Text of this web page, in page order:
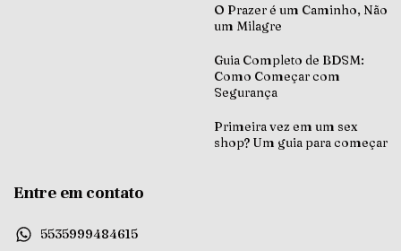
O Prazer é um Caminho, Não
um Milagre
Guia Completo de BDSM:
Como Começar com
Segurança
Primeira vez em um sex
shop? Um guia para começar
Entre em contato
5535999484615